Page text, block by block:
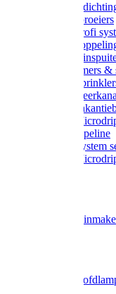
Gardena
Gardena sproeiers
Gardena Profi
Gardena
Gardena
Gardena timers &
Gardena
Gardena
Gardena
Gardena
Gardena Pipeline
Gardena System
Gardena
Wecken &
Zak- &